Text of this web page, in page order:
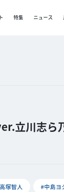
特集 ニュース
立川志ら
塚智人 #中島ヨ